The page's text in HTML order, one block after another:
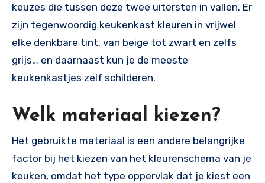
keuzes die tussen deze twee uitersten in vallen. Er
zijn tegenwoordig keukenkast kleuren in vrijwel
elke denkbare tint, van beige tot zwart en zelfs
grijs… en daarnaast kun je de meeste
keukenkastjes zelf schilderen.
Welk materiaal kiezen?
Het gebruikte materiaal is een andere belangrijke
factor bij het kiezen van het kleurenschema van je
keuken, omdat het type oppervlak dat je kiest een